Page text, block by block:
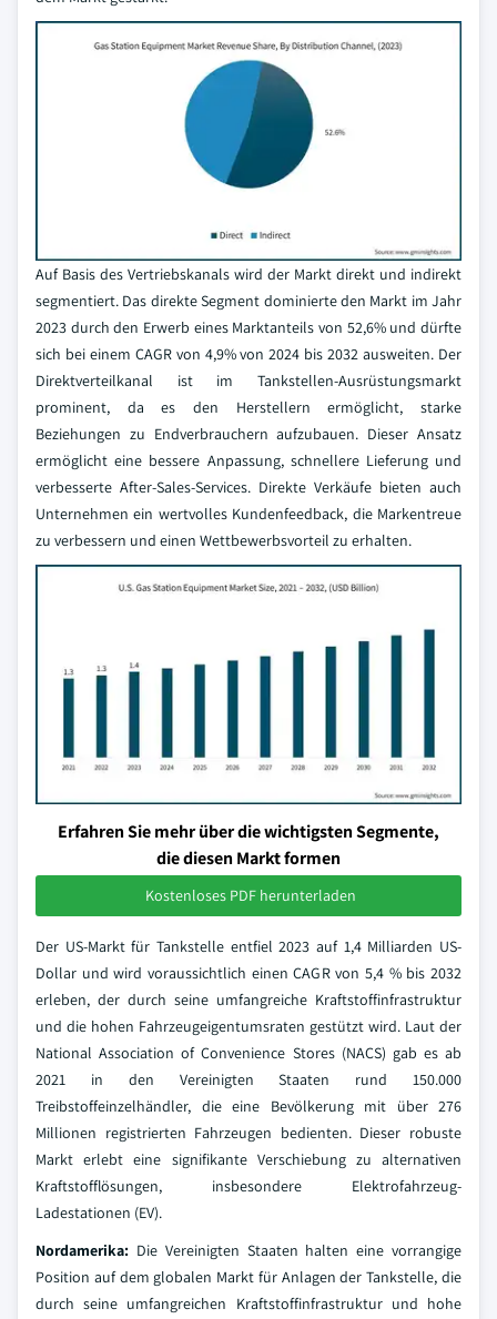
Auf Basis des Vertriebskanals wird der Markt direkt und indirekt
segmentiert. Das direkte Segment dominierte den Markt im Jahr
2023 durch den Erwerb eines Marktanteils von 52,6% und dürfte
sich bei einem CAGR von 4,9% von 2024 bis 2032 ausweiten. Der
Direktverteilkanal ist im Tankstellen-Ausrüstungsmarkt
prominent, da es den Herstellern ermöglicht, starke
Beziehungen zu Endverbrauchern aufzubauen. Dieser Ansatz
ermöglicht eine bessere Anpassung, schnellere Lieferung und
verbesserte After-Sales-Services. Direkte Verkäufe bieten auch
Unternehmen ein wertvolles Kundenfeedback, die Markentreue
zu verbessern und einen Wettbewerbsvorteil zu erhalten.
Erfahren Sie mehr über die wichtigsten Segmente,
die diesen Markt formen
Kostenloses PDF herunterladen
Der US-Markt für Tankstelle entfiel 2023 auf 1,4 Milliarden US-
Dollar und wird voraussichtlich einen CAGR von 5,4 % bis 2032
erleben, der durch seine umfangreiche Kraftstoffinfrastruktur
und die hohen Fahrzeugeigentumsraten gestützt wird. Laut der
National Association of Convenience Stores (NACS) gab es ab
2021 in den Vereinigten Staaten rund 150.000
Treibstoffeinzelhändler, die eine Bevölkerung mit über 276
Millionen registrierten Fahrzeugen bedienten. Dieser robuste
Markt erlebt eine signifikante Verschiebung zu alternativen
Kraftstofflösungen, insbesondere Elektrofahrzeug-
Ladestationen (EV).
Nordamerika: Die Vereinigten Staaten halten eine vorrangige
Position auf dem globalen Markt für Anlagen der Tankstelle, die
durch seine umfangreichen Kraftstoffinfrastruktur und hohe